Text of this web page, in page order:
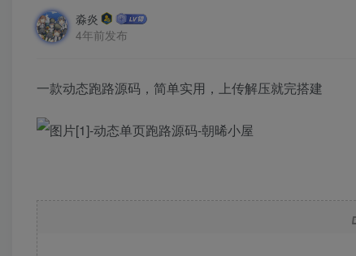
淼炎
4年前发布
一款动态跑路源码，简单实用，上传解压就完搭建